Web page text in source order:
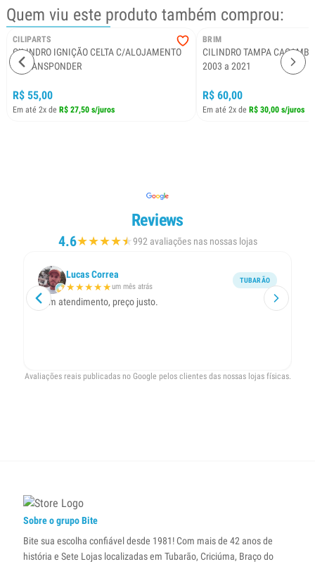
Quem viu este produto também comprou:
CILIPARTS
CILINDRO IGNIÇÃO CELTA C/ALOJAMENTO
P/TRANSPONDER
R$ 55,00
Em até 2x de R$ 27,50 s/juros
BRIM
CILINDRO TAMPA
2003 a 2021
R$ 60,00
Em até 2x de R$ 30,00 s/juros
Reviews
4.6★★★★★
★992 avaliações nas nossas lojas
Lucas Correa
★★★★★um mês atrás
TUBARÃO
Bom atendimento, preço justo.
Avaliações reais publicadas no Google pelos clientes das nossas lojas físicas.
Sobre o grupo Bite
Bite sua escolha confiável desde 1981! Com mais de 42 anos de
história e Sete Lojas localizadas em Tubarão, Criciúma, Braço do